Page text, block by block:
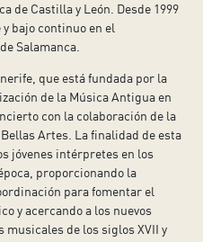
de Castilla y León. Desde 1999
bajo continuo en el
Salamanca.
que está fundada por la
de la Música Antigua en
con la colaboración de la
Artes. La finalidad de esta
jóvenes intérpretes en los
proporcionando la
para fomentar el
y acercando a los nuevos
musicales de los siglos XVII y